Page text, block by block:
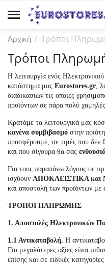
Αρχική / Τρόποι
Τρόποι
Η λειτουργία ενός
κατάστημα μας Eurostores.gr,
διαδικασιών τις οποίες
προϊόντων σε πάρα πολύ
Κρατάμε τα λειτουργικά μας
κανένα συμβιβασμό στην
προσφέρουμε, σε τιμές που δεν
και που σίγουρα θα σας
Για τους παραπάνω λόγους οι
ισχύουν ΑΠΟΚΛΕΙΣΤΙΚΑ
και αποστολή των προϊόντων με
ΤΡΟΠΟΙ ΠΛΗΡΩΜΗΣ
1. Αποστολές Ηλεκτρονικών
1.1 Αντικαταβολή. Η
Για μεγαλύτερες αξίες είναι
επίσης και σε ειδικές